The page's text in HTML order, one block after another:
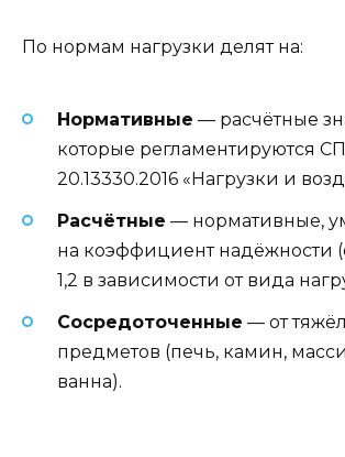
По нормам нагрузки делят на:
Нормативные — расчётные
которые регламентируются СП
20.13330.2016 «Нагрузки и
Расчётные — нормативные,
на коэффициент надёжности
1,2 в зависимости от вида
Сосредоточенные — от
предметов (печь, камин,
ванна).